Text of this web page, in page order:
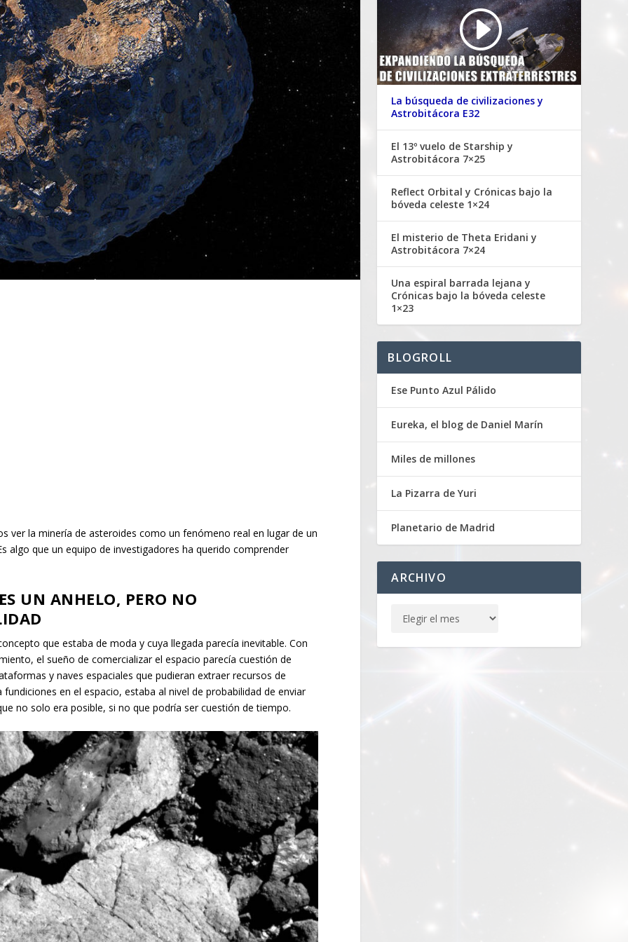
ver la minería de asteroides como un fenómeno real en lugar de un
algo que un equipo de investigadores ha querido comprender
UN ANHELO, PERO NO
que estaba de moda y cuya llegada parecía inevitable. Con
el sueño de comercializar el espacio parecía cuestión de
y naves espaciales que pudieran extraer recursos de
en el espacio, estaba al nivel de probabilidad de enviar
no solo era posible, si no que podría ser cuestión de tiempo.
La búsqueda de civilizaciones y
Astrobitácora E32
El 13º vuelo de Starship y
Astrobitácora 7×25
Reflect Orbital y Crónicas bajo la
bóveda celeste 1×24
El misterio de Theta Eridani y
Astrobitácora 7×24
Una espiral barrada lejana y
Crónicas bajo la bóveda celeste
1×23
BLOGROLL
Ese Punto Azul Pálido
Eureka, el blog de Daniel Marín
Miles de millones
La Pizarra de Yuri
Planetario de Madrid
ARCHIVO